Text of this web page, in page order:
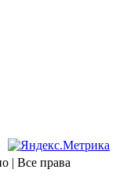
| Все права